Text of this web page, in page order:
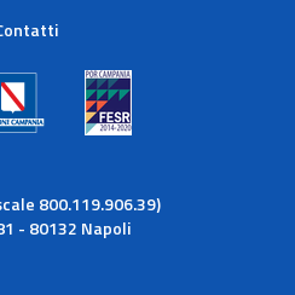
800.119.906.39)
- 80132 Napoli